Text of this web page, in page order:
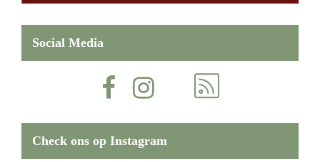
Social Media
Check ons op Instagram